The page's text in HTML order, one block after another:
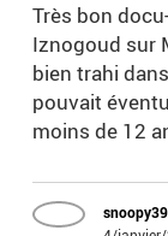
Très bon
Iznogoud sur
bien trahi
pouvait
moins de 12
snoopy39